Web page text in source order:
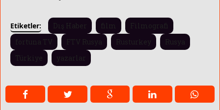
Etiketler: Dış Haber film
Filmografi
fortuna TV
FTV Rusya Rusturkey
Rusya
Türkiye
yazarlar